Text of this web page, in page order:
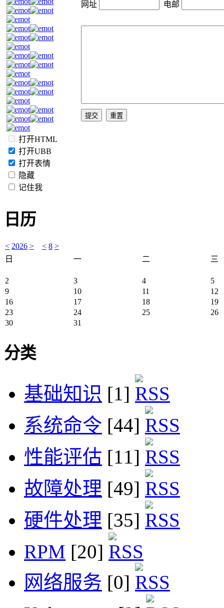
打开HTML
打开UBB
打开表情
隐藏
记住我
网址 电邮
日历
< 2026 > < 8 >
日
一 二 三
2 3 4
5
9
10 11
12
16
17 18
19
23
24 25
26
30
31
分类
基础知识 [1]
系统命令 [44]
性能评估 [11]
故障处理 [49]
硬件处理 [35]
RPM [20]
网络服务 [0]